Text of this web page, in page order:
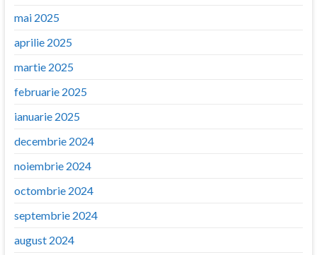
mai 2025
aprilie 2025
martie 2025
februarie 2025
ianuarie 2025
decembrie 2024
noiembrie 2024
octombrie 2024
septembrie 2024
august 2024